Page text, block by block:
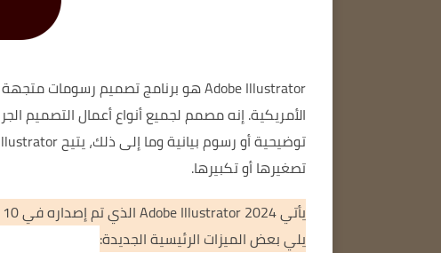
Adobe Illustrator
الأمريكية.إنه مصمم لجميع أنواع أعمال التصميم
توضيحية أو رسوم بيانية وما إلى ذلك، يتيح Illustrator للمستخدمين إنشاء رسومات جميلة وحادة.
تصغيرها أو تكبيرها.
يأتي Adobe Illustrator 2024
الذي تم إصداره في 10 أكتوبر 2023 مزودًا بالعديد من الميزات الجديدة والمحسنة.
يلي بعض الميزات الرئيسية الجديدة: